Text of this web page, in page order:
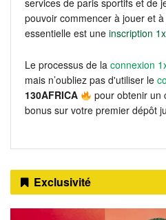
pouvoir commencer à jouer et
essentielle est une inscription
Le processus de la connexion
mais n’oubliez pas d'utiliser le
130AFRICA
pour obtenir
bonus sur votre premier dépôt
Exclusivité